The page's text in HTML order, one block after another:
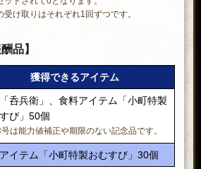
け取りはそれぞれ1回ずつです。
品】
獲得できるアイテム
呑兵衛」、食料アイテム「小町特製
び」50個
は能力値補正や期限のない記念品です。
イテム「小町特製おむすび」30個